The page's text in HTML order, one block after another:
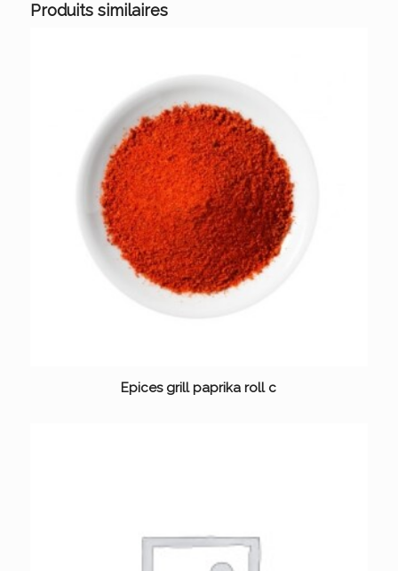
Produits similaires
Epices grill paprika roll c